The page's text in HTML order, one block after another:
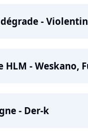
dégrade -
HLM - Weskano,
- Der-k